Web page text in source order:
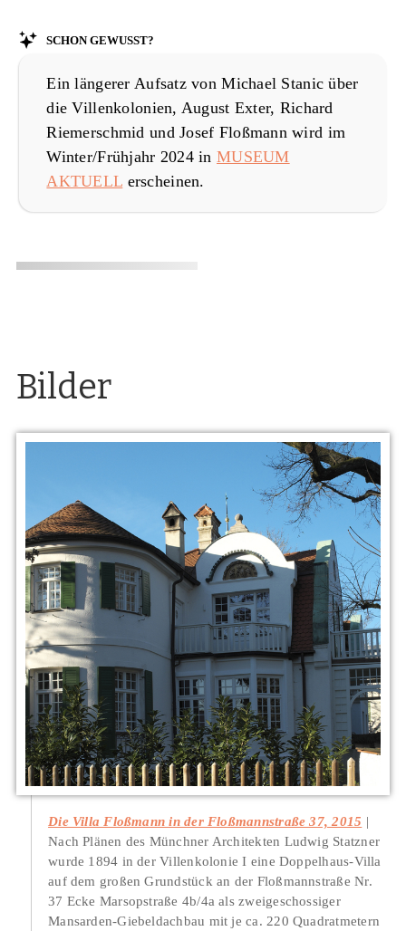
Schon gewusst?
Ein längerer Aufsatz von Michael Stanic über
die Villenkolonien, August Exter, Richard
Riemerschmid und Josef Floßmann wird im
Winter/Frühjahr 2024 in MUSEUM
AKTUELL erscheinen.
Bilder
Die Villa Floßmann in der Floßmannstraße 37, 2015
Nach Plänen des Münchner Architekten Ludwig Statzner
wurde 1894 in der Villenkolonie I eine Doppelhaus-Villa
auf dem großen Grundstück an der Floßmannstraße Nr.
37 Ecke Marsopstraße 4b/4a als zweigeschossiger
Mansarden-Giebeldachbau mit je ca. 220 Quadratmetern